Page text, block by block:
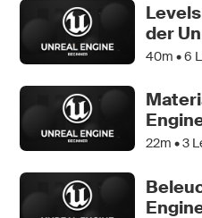
der
40m •6
22m •3